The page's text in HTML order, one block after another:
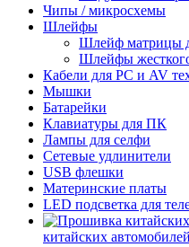
Чипы / микросхемы
Шлейфы
Шлейф матрицы
Шлейфы
Кабели для PC и AV
Мышки
Батарейки
Клавиатуры для ПК
Лампы для селфи
Сетевые удлинители
USB флешки
Материнские платы
LED подсветка для
китайских автомобилей